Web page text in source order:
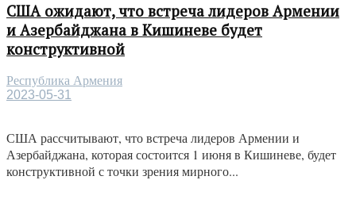
США ожидают, что встреча лидеров Армении
и Азербайджана в Кишиневе будет
конструктивной
Республика Армения
2023-05-31
США рассчитывают, что встреча лидеров Армении и
Азербайджана, которая состоится 1 июня в Кишиневе, будет
конструктивной с точки зрения мирного...